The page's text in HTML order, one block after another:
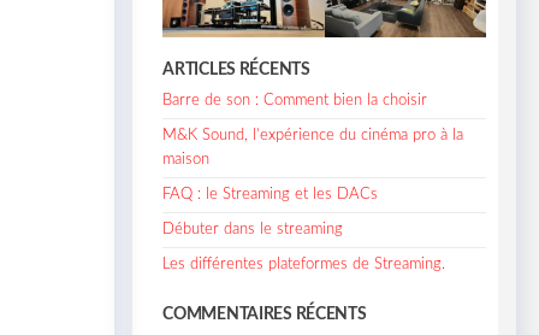
ARTICLES RÉCENTS
Barre de son : Comment bien la choisir
M&K Sound, l’expérience du cinéma pro à la
maison
FAQ : le Streaming et les DACs
Débuter dans le streaming
Les différentes plateformes de Streaming.
COMMENTAIRES RÉCENTS